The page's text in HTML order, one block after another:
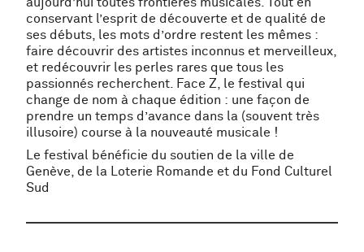
aujourd’hui toutes frontières musicales. Tout en
conservant l’esprit de découverte et de qualité de
ses débuts, les mots d’ordre restent les mêmes :
faire découvrir des artistes inconnus et merveilleux,
et redécouvrir les perles rares que tous les
passionnés recherchent. Face Z, le festival qui
change de nom à chaque édition : une façon de
prendre un temps d’avance dans la (souvent très
illusoire) course à la nouveauté musicale !
Le festival bénéficie du soutien de la ville de
Genève, de la Loterie Romande et du Fond Culturel
Sud